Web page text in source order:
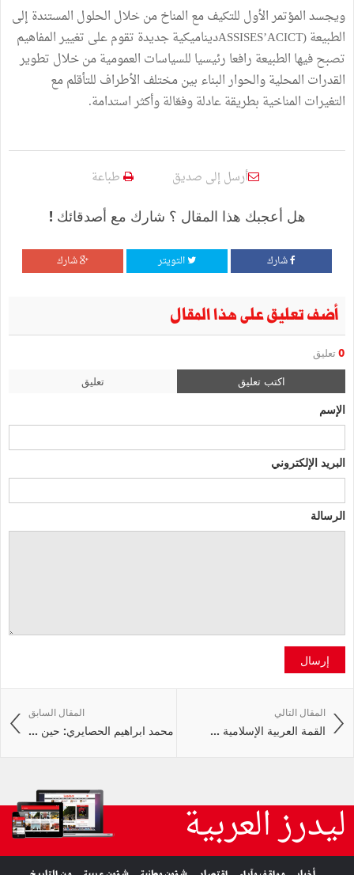
ويجسد المؤتمر الأول للتكيف مع المناخ من خلال الحلول المستندة إلى
الطبيعة (ASSISES’ACICTديناميكية جديدة تقوم على تغيير المفاهيم
تصبح فيها الطبيعة رافعا رئيسيا للسياسات العمومية من خلال تطوير
القدرات المحلية والحوار البناء بين مختلف الأطراف للتأقلم مع
التغيرات المناخية بطريقة عادلة وفعّالة وأكثر استدامة.
أرسل إلى صديق طباعة
هل أعجبك هذا المقال ؟ شارك مع أصدقائك !
شارك التويتر شارك
أضف تعليق على هذا المقال
0 تعليق
اكتب تعليق تعليق
الإسم
البريد الإلكتروني
الرسالة
إرسال
المقال السابق
محمد ابراهيم الحصايري: حين ...
المقال التالي
القمة العربية الإسلامية ...
ليدرز العربية